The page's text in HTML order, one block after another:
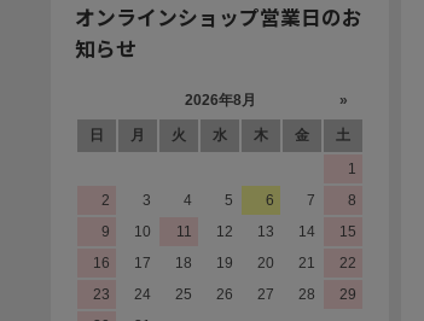
オンラインショップ営業日のお
知らせ